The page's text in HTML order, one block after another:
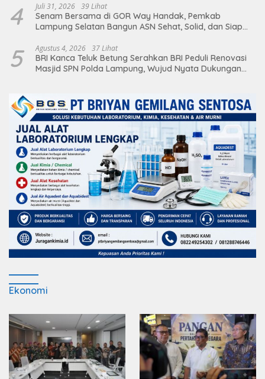
4 Juli 31, 2026 39 Lihat
Senam Bersama di GOR Way Handak, Pemkab
Lampung Selatan Bangun ASN Sehat, Solid, dan Siap
5 Agustus 4, 2026 37 Lihat
BRI Kanca Teluk Betung Serahkan BRI Peduli Renovasi
Masjid SPN Polda Lampung, Wujud Nyata Dukungan
Ekonomi